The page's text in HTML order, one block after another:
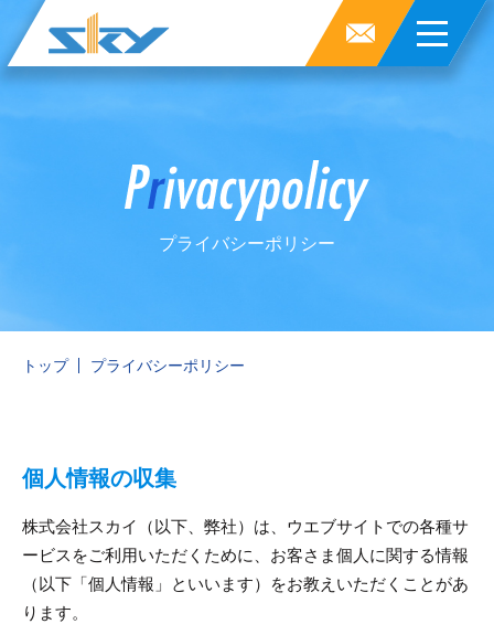
プライバシーポリシー
トップ プライバシーポリシー
個人情報の収集
株式会社スカイ（以下、弊社）は、ウエブサイトでの各種サ
ービスをご利用いただくために、お客さま個人に関する情報
（以下「個人情報」といいます）をお教えいただくことがあ
ります。